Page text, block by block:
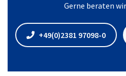
Gerne beraten
+49(0)2381 97098-0